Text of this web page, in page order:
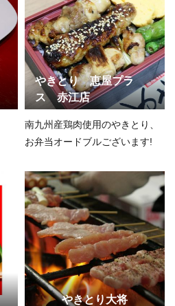
やきとり 恵屋プラ
ス 赤江店
南九州産鶏肉使用のやきとり、
お弁当オードブルございます!
やきとり大将